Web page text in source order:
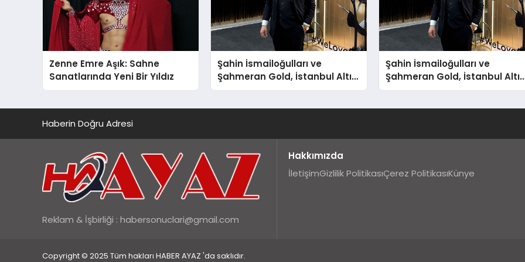
Zenne Emre Aşık: Sahne
Sanatlarında Yeni Bir Yıldız
Şahin İsmailoğulları ve
Şahmeran Gold, İstanbul Altın
Fuarı’nda Sektöre Damga
Şahin İsmailoğulları ve
Şahmeran Gold, İstanbul
Fuarı’nda Sektöre Damga
Haberin Doğru Adresi
Reklam & İşbirliği : habersonuclari@gmail.com
Hakkımızda
İletişimGizlilik PolitikasıÇerez PolitikasıKünye
Copyright © 2025 Tüm hakları HABER AYAZ 'da saklıdır.